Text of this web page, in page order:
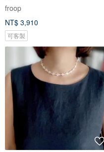
froop
NT$ 3,910
可客製